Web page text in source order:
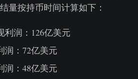
量按持币时间计算如下：
利润：126亿美元
润：72亿美元
润：48亿美元